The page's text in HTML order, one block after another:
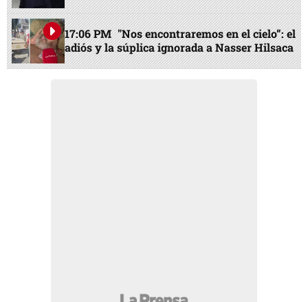
17:06 PM "Nos encontraremos en el cielo”: el
adiós y la súplica ignorada a Nasser Hilsaca